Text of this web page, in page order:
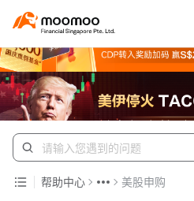
帮助中心 美股申购